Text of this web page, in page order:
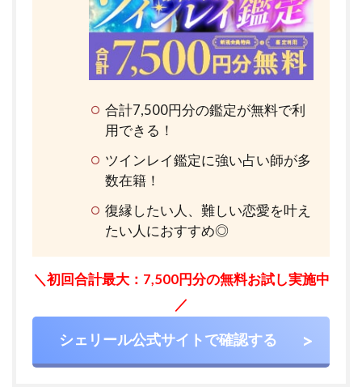
合計7,500円分の鑑定が無料で利
用できる！
ツインレイ鑑定に強い占い師が多
数在籍！
復縁したい人、難しい恋愛を叶え
たい人におすすめ◎
＼初回合計最大：7,500円分の無料お試し実施中
／
シェリール公式サイトで確認する